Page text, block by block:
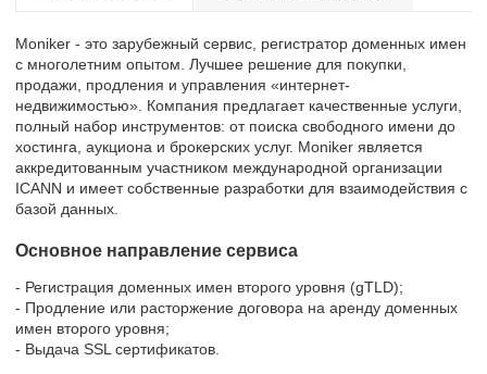
Moniker - это зарубежный сервис, регистратор доменных имен
с многолетним опытом. Лучшее решение для покупки,
продажи, продления и управления «интернет-
недвижимостью». Компания предлагает качественные услуги,
полный набор инструментов: от поиска свободного имени до
хостинга, аукциона и брокерских услуг. Moniker является
аккредитованным участником международной организации
ICANN и имеет собственные разработки для взаимодействия с
базой данных.
Основное направление сервиса
- Регистрация доменных имен второго уровня (gTLD);
- Продление или расторжение договора на аренду доменных
имен второго уровня;
- Выдача SSL сертификатов.